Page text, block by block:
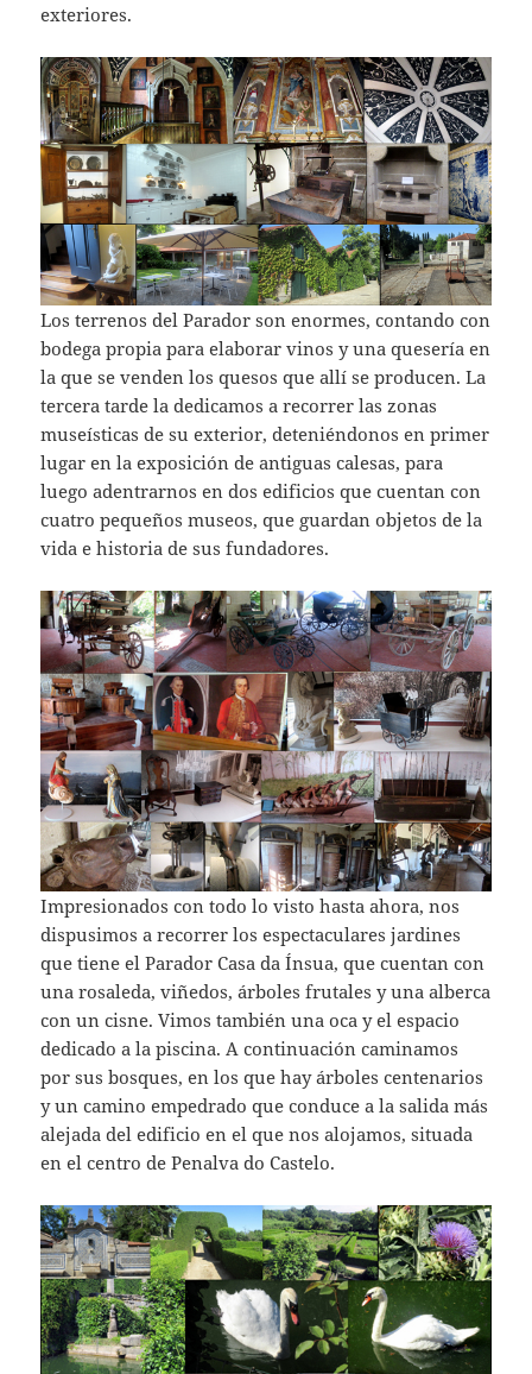
exteriores.
Los terrenos del Parador son enormes, contando con
bodega propia para elaborar vinos y una quesería en
la que se venden los quesos que allí se producen. La
tercera tarde la dedicamos a recorrer las zonas
museísticas de su exterior, deteniéndonos en primer
lugar en la exposición de antiguas calesas, para
luego adentrarnos en dos edificios que cuentan con
cuatro pequeños museos, que guardan objetos de la
vida e historia de sus fundadores.
Impresionados con todo lo visto hasta ahora, nos
dispusimos a recorrer los espectaculares jardines
que tiene el Parador Casa da Ínsua, que cuentan con
una rosaleda, viñedos, árboles frutales y una alberca
con un cisne. Vimos también una oca y el espacio
dedicado a la piscina. A continuación caminamos
por sus bosques, en los que hay árboles centenarios
y un camino empedrado que conduce a la salida más
alejada del edificio en el que nos alojamos, situada
en el centro de Penalva do Castelo.